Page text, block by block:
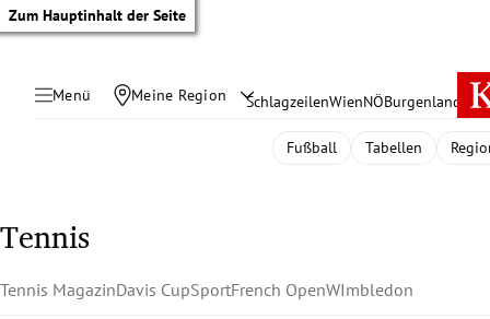
Zum Hauptinhalt der Seite
Menü Meine Region SchlagzeilenWienNÖBurgenland
Fußball Tabellen
Tennis
Tennis MagazinDavis CupSportFrench OpenWImbledon